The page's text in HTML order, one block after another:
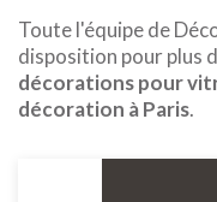
Toute l'équipe de
disposition pour plus
décorations pour
décoration à Paris.